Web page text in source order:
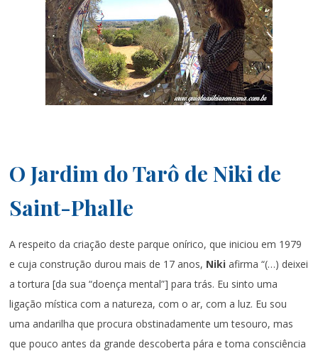
O Jardim do Tarô de Niki de
Saint-Phalle
A respeito da criação deste parque onírico, que iniciou em 1979
e cuja construção durou mais de 17 anos, Nikiafirma “(…) deixei
a tortura [da sua “doença mental”] para trás. Eu sinto uma
ligação mística com a natureza, com o ar, com a luz. Eu sou
uma andarilha que procura obstinadamente um tesouro, mas
que pouco antes da grande descoberta pára e toma consciência